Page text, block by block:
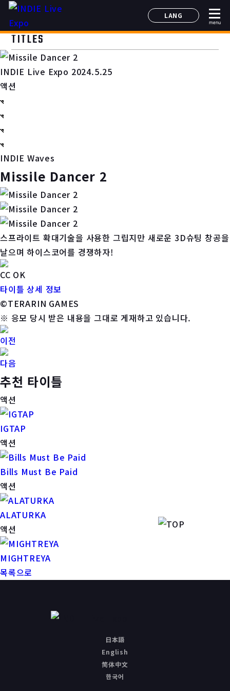
LANG
日本語
menu
TITLES
INDIE Live Expo 2024.5.25
액션
INDIE Waves
Missile Dancer 2
스프라이트 확대기술을 사용한 그립지만 새로운 3D슈팅 창공을
날으며 하이스코어를 경쟁하자!
CC OK
타이틀 상세 정보
©TERARIN GAMES
※ 응모 당시 받은 내용을 그대로 게재하고 있습니다.
이전
다음
추천 타이틀
액션
IGTAP
액션
Bills Must Be Paid
액션
ALATURKA
액션
MIGHTREYA
목록으로
日本語
English
简体中文
한국어